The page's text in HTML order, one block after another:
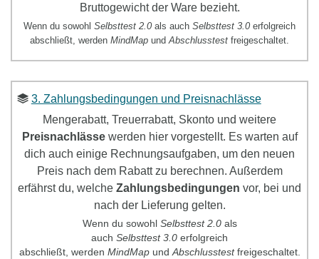
Bruttogewicht der Ware bezieht.
Wenn du sowohl Selbsttest 2.0 als auch Selbsttest 3.0 erfolgreich
abschließt, werden MindMap und Abschlusstest freigeschaltet.
3. Zahlungsbedingungen und Preisnachlässe
Mengerabatt, Treuerrabatt, Skonto und weitere
Preisnachlässewerden hier vorgestellt. Es warten auf
dich auch einige Rechnungsaufgaben, um den neuen
Preis nach dem Rabatt zu berechnen. Außerdem
erfährst du, welche Zahlungsbedingungen vor, bei und
nach der Lieferung gelten.
Wenn du sowohl Selbsttest2.0 als
auch Selbsttest3.0 erfolgreich
abschließt, werden MindMap und Abschlusstest freigeschaltet.